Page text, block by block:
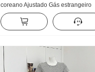
coreano Ajustado Gás estrangeiro
Design Sentido Nicho pequeno
Listrado Cintura ajustada Manga
longa Camisa feminino